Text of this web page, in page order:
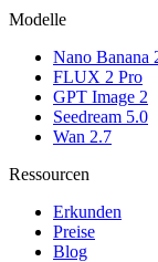
Modelle
Nano Banana
FLUX 2 Pro
GPT Image 2
Seedream 5.0
Wan 2.7
Ressourcen
Erkunden
Preise
Blog